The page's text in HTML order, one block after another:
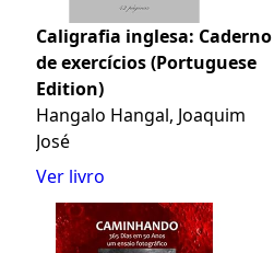
Caligrafia inglesa: Caderno
de exercícios (Portuguese
Edition)
Hangalo Hangal, Joaquim
José
Ver livro